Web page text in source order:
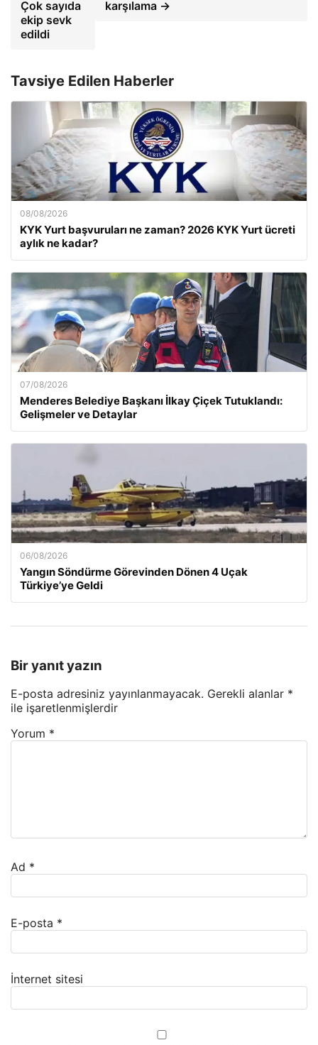
Çok sayıda
ekip sevk
edildi
karşılama →
Tavsiye Edilen Haberler
08/08/2026
KYK Yurt başvuruları ne zaman? 2026 KYK Yurt ücreti
aylık ne kadar?
07/08/2026
Menderes Belediye Başkanı İlkay Çiçek Tutuklandı:
Gelişmeler ve Detaylar
06/08/2026
Yangın Söndürme Görevinden Dönen 4 Uçak
Türkiye’ye Geldi
Bir yanıt yazın
E-posta adresiniz yayınlanmayacak. Gerekli alanlar *
ile işaretlenmişlerdir
Yorum *
Ad *
E-posta *
İnternet sitesi